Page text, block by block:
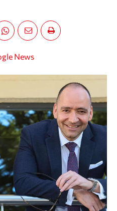
News